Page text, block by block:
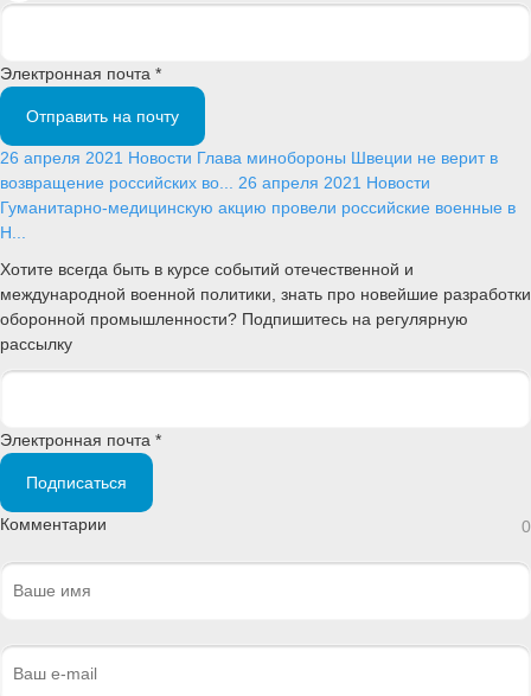
Электронная почта *
Отправить на почту
26 апреля 2021 Новости Глава минобороны Швеции не верит в
возвращение российских во... 26 апреля 2021 Новости
Гуманитарно-медицинскую акцию провели российские военные в
Н...
Хотите всегда быть в курсе событий отечественной и
международной военной политики, знать про новейшие разработки
оборонной промышленности? Подпишитесь на регулярную
рассылку
Электронная почта *
Подписаться
Комментарии 0